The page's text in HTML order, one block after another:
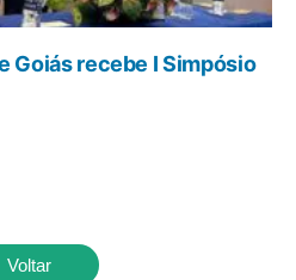
Goiás recebe I Simpósio
Voltar